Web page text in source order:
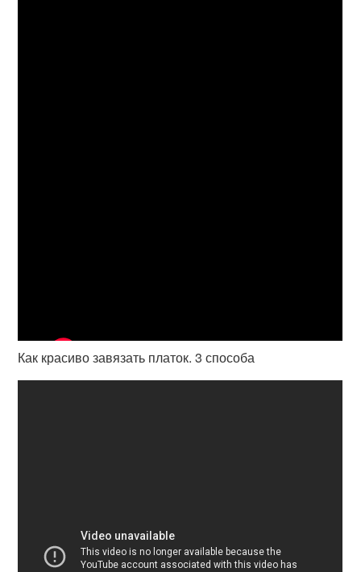
Как красиво завязать платок. 3 способа